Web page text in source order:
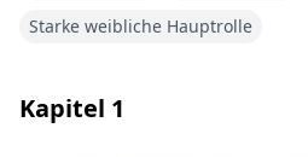
„Mein Körper brennt schon.“
Feuer löschen können.“
Starke weibliche Hauptrolle
Kapitel 1